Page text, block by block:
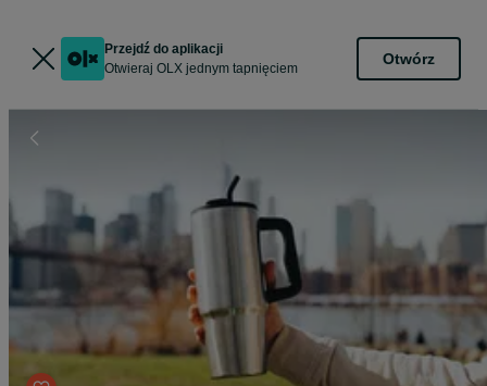
Przejdź do aplikacji
Otwieraj OLX jednym tapnięciem
Otwórz